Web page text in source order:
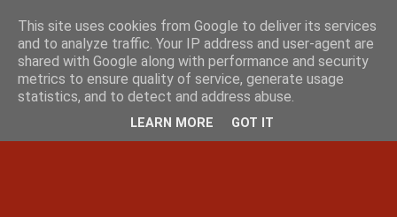
This site uses cookies from Google to deliver its services
and to analyze traffic. Your IP address and user-agent are
shared with Google along with performance and security
metrics to ensure quality of service, generate usage
statistics, and to detect and address abuse.
LEARN MORE GOT IT